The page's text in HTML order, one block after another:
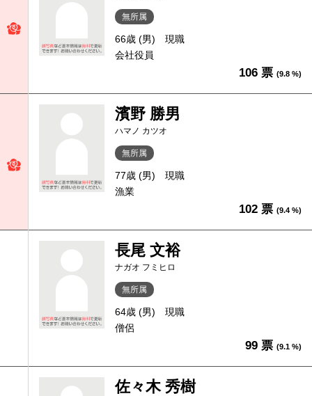
無所属
66歳 (男)
現職
会社役員
106 票 (9.8 %)
濱野 勝男
ハマノ カツオ
無所属
77歳 (男)
現職
漁業
102 票 (9.4 %)
長尾 文裕
ナガオ フミヒロ
無所属
64歳 (男)
現職
僧侶
99 票 (9.1 %)
佐々木 秀樹